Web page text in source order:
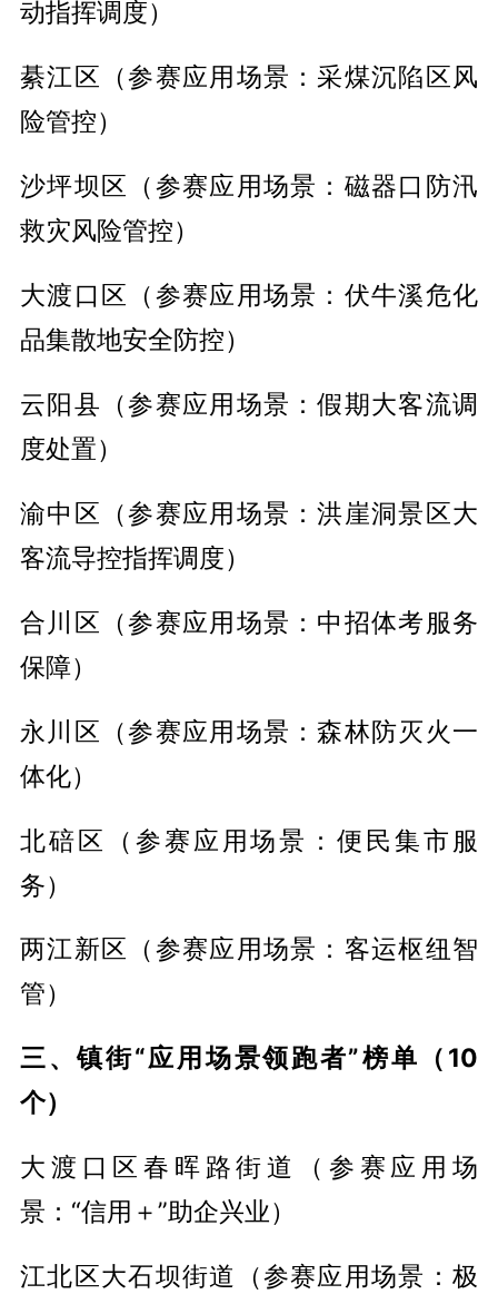
动指挥调度）
綦江区（参赛应用场景：采煤沉陷区风
险管控）
沙坪坝区（参赛应用场景：磁器口防汛
救灾风险管控）
大渡口区（参赛应用场景：伏牛溪危化
品集散地安全防控）
云阳县（参赛应用场景：假期大客流调
度处置）
渝中区（参赛应用场景：洪崖洞景区大
客流导控指挥调度）
合川区（参赛应用场景：中招体考服务
保障）
永川区（参赛应用场景：森林防灭火一
体化）
北碚区（参赛应用场景：便民集市服
务）
两江新区（参赛应用场景：客运枢纽智
管）
三、镇街“应用场景领跑者”榜单（10
个）
大渡口区春晖路街道（参赛应用场
景：“信用＋”助企兴业）
江北区大石坝街道（参赛应用场景：极